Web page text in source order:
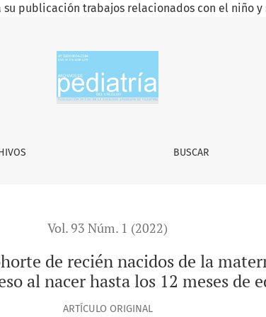
publicación trabajos relacionados con el niño y
de la maternidad del Hospital Dr. Manuel
BUSCAR
Vol. 93 Núm. 1 (2022)
de recién nacidos de la
al nacer hasta los 12 meses de
ARTÍCULO ORIGINAL